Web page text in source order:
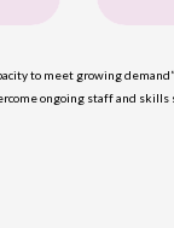
to meet growing
ongoing staff and skills